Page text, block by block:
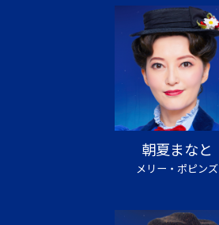
朝夏まなと
メリー・ポピンズ